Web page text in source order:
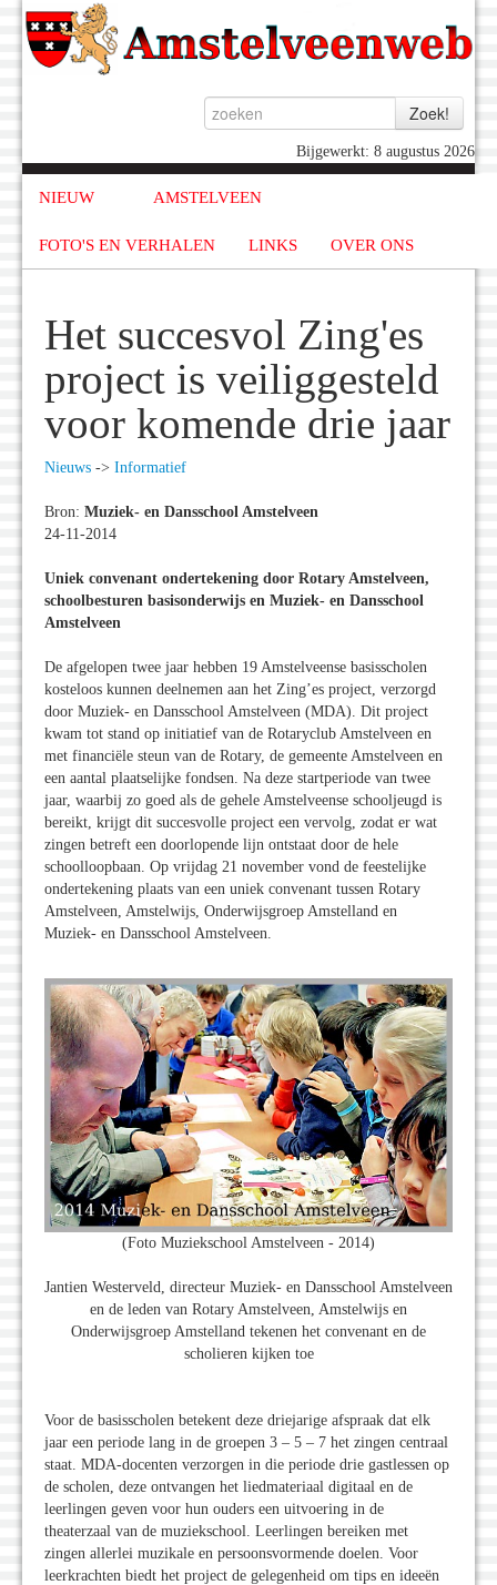
Bijgewerkt: 8 augustus 2026
NIEUW AMSTELVEEN
FOTO'S EN VERHALEN LINKS OVER ONS
Het succesvol Zing'es
project is veiliggesteld
voor komende drie jaar
Nieuws -> Informatief
Bron: Muziek- en Dansschool Amstelveen
24-11-2014
Uniek convenant ondertekening door Rotary Amstelveen,
schoolbesturen basisonderwijs en Muziek- en Dansschool
Amstelveen
De afgelopen twee jaar hebben 19 Amstelveense basisscholen
kosteloos kunnen deelnemen aan het Zing’es project, verzorgd
door Muziek- en Dansschool Amstelveen (MDA). Dit project
kwam tot stand op initiatief van de Rotaryclub Amstelveen en
met financiële steun van de Rotary, de gemeente Amstelveen en
een aantal plaatselijke fondsen. Na deze startperiode van twee
jaar, waarbij zo goed als de gehele Amstelveense schooljeugd is
bereikt, krijgt dit succesvolle project een vervolg, zodat er wat
zingen betreft een doorlopende lijn ontstaat door de hele
schoolloopbaan. Op vrijdag 21 november vond de feestelijke
ondertekening plaats van een uniek convenant tussen Rotary
Amstelveen, Amstelwijs, Onderwijsgroep Amstelland en
Muziek- en Dansschool Amstelveen.
(Foto Muziekschool Amstelveen - 2014)
Jantien Westerveld, directeur Muziek- en Dansschool Amstelveen
en de leden van Rotary Amstelveen, Amstelwijs en
Onderwijsgroep Amstelland tekenen het convenant en de
scholieren kijken toe
Voor de basisscholen betekent deze driejarige afspraak dat elk
jaar een periode lang in de groepen 3 – 5 – 7 het zingen centraal
staat. MDA-docenten verzorgen in die periode drie gastlessen op
de scholen, deze ontvangen het liedmateriaal digitaal en de
leerlingen geven voor hun ouders een uitvoering in de
theaterzaal van de muziekschool. Leerlingen bereiken met
zingen allerlei muzikale en persoonsvormende doelen. Voor
leerkrachten biedt het project de gelegenheid om tips en ideeën